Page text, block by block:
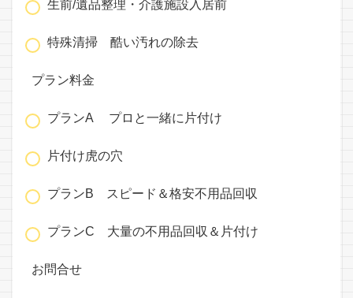
生前/遺品整理・介護施設入居前
特殊清掃 酷い汚れの除去
プラン料金
プランA プロと一緒に片付け
片付け虎の穴
プランB スピード＆格安不用品回収
プランC 大量の不用品回収＆片付け
お問合せ